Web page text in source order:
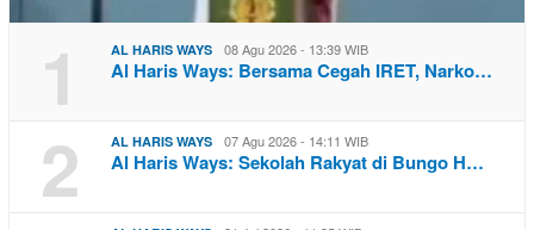
1 AL HARIS WAYS 08 Agu 2026 - 13:39 WIB
Al Haris Ways: Bersama Cegah IRET, Narko…
2 AL HARIS WAYS 07 Agu 2026 - 14:11 WIB
Al Haris Ways: Sekolah Rakyat di Bungo H…